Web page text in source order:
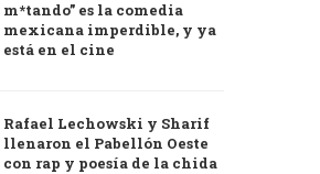
m*tando” es la comedia
mexicana imperdible, y ya
está en el cine
Rafael Lechowski y Sharif
llenaron el Pabellón Oeste
con rap y poesía de la chida